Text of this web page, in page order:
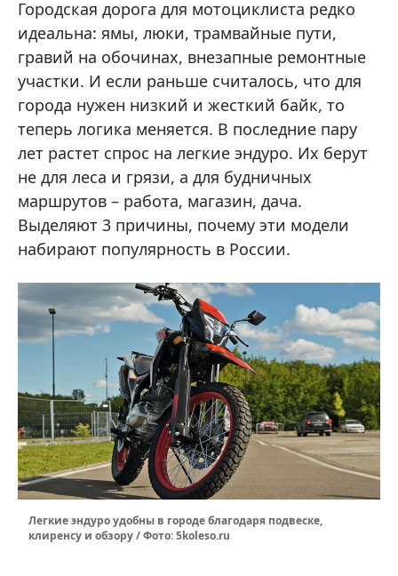
Городская дорога для мотоциклиста редко
идеальна: ямы, люки, трамвайные пути,
гравий на обочинах, внезапные ремонтные
участки. И если раньше считалось, что для
города нужен низкий и жесткий байк, то
теперь логика меняется. В последние пару
лет растет спрос на легкие эндуро. Их берут
не для леса и грязи, а для будничных
маршрутов – работа, магазин, дача.
Выделяют 3 причины, почему эти модели
набирают популярность в России.
Легкие эндуро удобны в городе благодаря подвеске,
клиренсу и обзору / Фото: 5koleso.ru